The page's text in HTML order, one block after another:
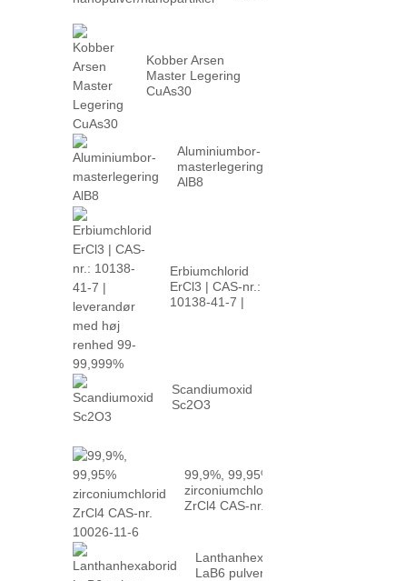
Kobber Arsen
Master Legering
CuAs30
Aluminiumbor-
masterlegering
AlB8
Erbiumchlorid
ErCl3 | CAS-nr.:
10138-41-7 |
Scandiumoxid
Sc2O3
99,9%, 99,95%
zirconiumchlorid
ZrCl4 CAS-nr.
Lanthanhexaborid
LaB6 pulver